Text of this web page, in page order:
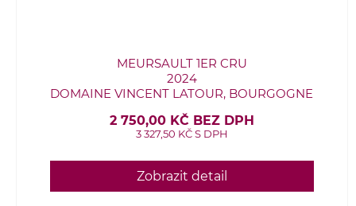
MEURSAULT 1ER CRU
2024
DOMAINE VINCENT LATOUR, BOURGOGNE
2 750,00 KČ BEZ DPH
3 327,50 KČ S DPH
Zobrazit detail